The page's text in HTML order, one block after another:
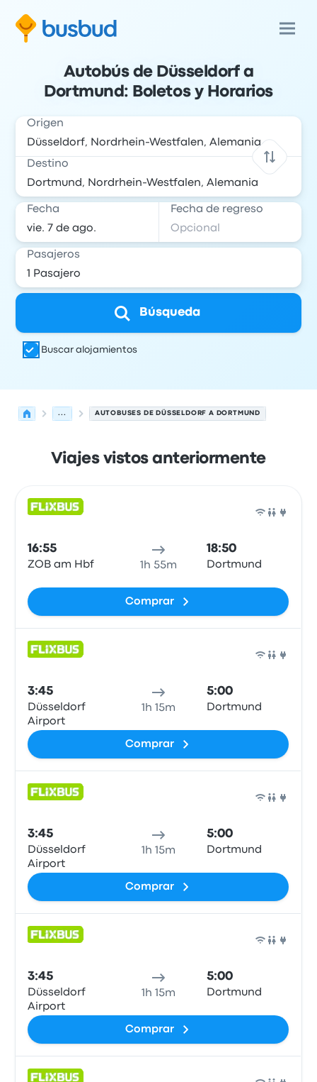
Autobús de Düsseldorf a
Dortmund: Boletos y Horarios
Origen
Destino
Fecha Fecha de regreso
Pasajeros
Búsqueda
Buscar alojamientos
... AUTOBUSES DE DÜSSELDORF A DORTMUND
Viajes vistos anteriormente
16:55
ZOB am Hbf 1h 55m
18:50
Dortmund
Comprar
3:45
Düsseldorf
Airport
1h 15m
5:00
Dortmund
Comprar
3:45
Düsseldorf
Airport
1h 15m
5:00
Dortmund
Comprar
3:45
Düsseldorf
Airport
1h 15m
5:00
Dortmund
Comprar